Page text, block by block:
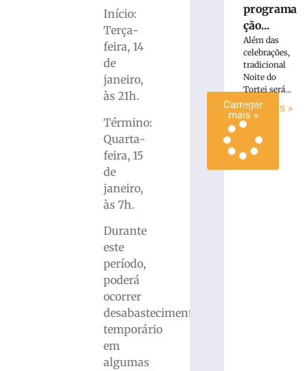
Início:
Terça-
feira, 14
de
janeiro,
às 21h.
Término:
Quarta-
feira, 15
de
janeiro,
às 7h.
Durante
este
período,
poderá
ocorrer
desabastecimento
temporário
em
algumas
Carregar
mais »
programa
ção...
Além das
celebrações,
tradicional
Noite do
Tortei será...
Ler mais »